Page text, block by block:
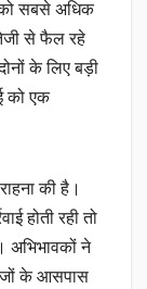
को सबसे अधिक
तेजी से फैल रहे
के लिए बड़ी
को एक
की है।
होती रही तो
अभिभावकों ने
के आसपास